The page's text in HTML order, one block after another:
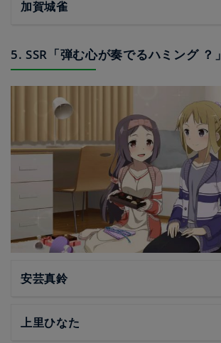
加賀城雀
5. SSR「弾む心が奏でるハミング ？」
安芸真鈴
上里ひなた